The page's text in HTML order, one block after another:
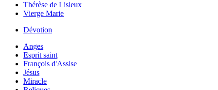
Thérèse de Lisieux
Vierge Marie
Dévotion
Anges
Esprit saint
François d'Assise
Jésus
Miracle